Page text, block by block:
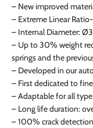
– New improved
– Extreme Linear
– Internal Diameter:
– Up to 30% weight
springs and the
– Developed in our
– First dedicated to
– Adaptable for all
– Long life duration:
– 100% crack